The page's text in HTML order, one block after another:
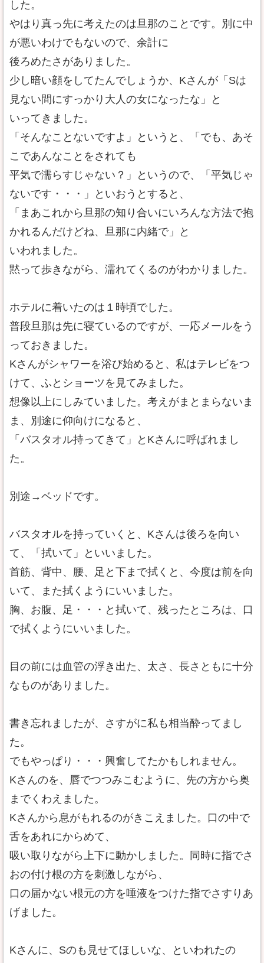
した。
やはり真っ先に考えたのは旦那のことです。別に中
が悪いわけでもないので、余計に
後ろめたさがありました。
少し暗い顔をしてたんでしょうか、Kさんが「Sは
見ない間にすっかり大人の女になったな」と
いってきました。
「そんなことないですよ」というと、「でも、あそ
こであんなことをされても
平気で濡らすじゃない？」というので、「平気じゃ
ないです・・・」といおうとすると、
「まあこれから旦那の知り合いにいろんな方法で抱
かれるんだけどね、旦那に内緒で」と
いわれました。
黙って歩きながら、濡れてくるのがわかりました。
ホテルに着いたのは１時頃でした。
普段旦那は先に寝ているのですが、一応メールをう
っておきました。
Kさんがシャワーを浴び始めると、私はテレビをつ
けて、ふとショーツを見てみました。
想像以上にしみていました。考えがまとまらないま
ま、別途に仰向けになると、
「バスタオル持ってきて」とKさんに呼ばれまし
た。
別途→ベッドです。
バスタオルを持っていくと、Kさんは後ろを向い
て、「拭いて」といいました。
首筋、背中、腰、足と下まで拭くと、今度は前を向
いて、また拭くようにいいました。
胸、お腹、足・・・と拭いて、残ったところは、口
で拭くようにいいました。
目の前には血管の浮き出た、太さ、長さともに十分
なものがありました。
書き忘れましたが、さすがに私も相当酔ってまし
た。
でもやっぱり・・・興奮してたかもしれません。
Kさんのを、唇でつつみこむように、先の方から奥
までくわえました。
Kさんから息がもれるのがきこえました。口の中で
舌をあれにからめて、
吸い取りながら上下に動かしました。同時に指でさ
おの付け根の方を刺激しながら、
口の届かない根元の方を唾液をつけた指でさすりあ
げました。
Kさんに、Sのも見せてほしいな、といわれたの